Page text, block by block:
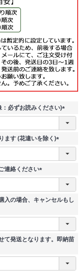
：必ずお読みください)
(
ます (花違いを除く)
(
連絡ください
(
須
入の場合、キャンセルもし
て発送となります。即納苗